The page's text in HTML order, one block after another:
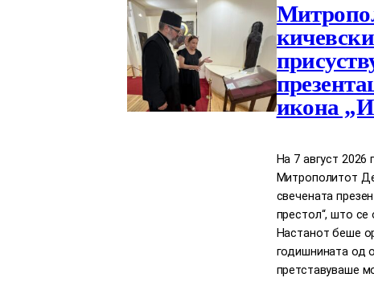
кичевски
икона
На 7 август
Митрополитот
свечената
престол“, што се
Настанот беше
годишнината од
претставуваше